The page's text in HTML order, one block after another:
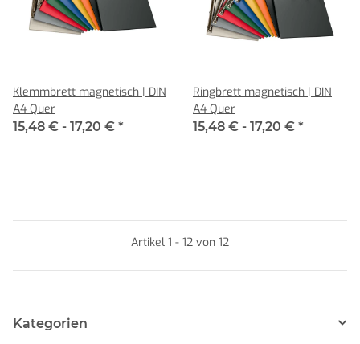
Klemmbrett magnetisch | DIN
A4 Quer
15,48 € - 17,20 € *
Ringbrett magnetisch | DIN
A4 Quer
15,48 € - 17,20 € *
Artikel 1 - 12 von 12
Kategorien